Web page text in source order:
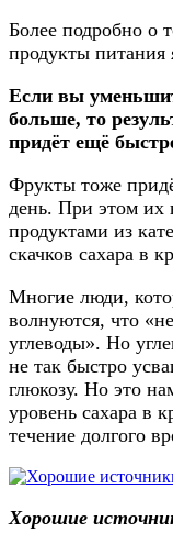
Более подробно о
продукты питания
Если вы
больше, то
придёт ещё
Фрукты тоже
день. При этом их
продуктами из
скачков сахара в
Многие люди,
волнуются, что
углеводы». Но
не так быстро
глюкозу. Но это
уровень сахара в
течение долгого
Хорошие